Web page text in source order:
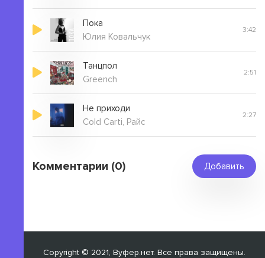
Пока
Юлия Ковальчук
3:42
Танцпол
Greench
2:51
Не приходи
Cold Carti, Райс
2:27
Комментарии (0) Добавить
Copyright © 2021, Вуфер.нет. Все права защищены.